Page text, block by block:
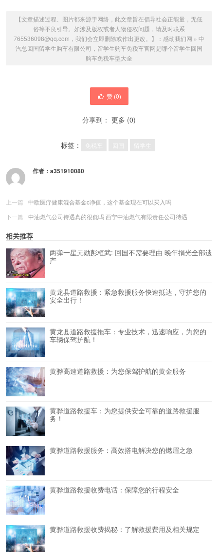
【文章描述过程、图片都来源于网络，此文章旨在倡导社会正能量，无低
俗等不良引导。如涉及版权或者人物侵权问题，请及时联系
765536098@qq.com，我们会立即删除或作出更改。】： 感动我们网 » 中
汽总回国留学生购车有限公司，留学生购车免税车官网是哪个留学生回国
购车免税车型大全
赞 (0)
分享到： 更多 (0)
标签： 免税车 留学生
作者： a351910080
上一篇
中欧医疗健康混合基金c净值，这个基金现在可以买入吗
下一篇
中油燃气公司待遇真的很低吗 西宁中油燃气有限责任公司待遇
相关推荐
两弹一星元勋彭桓武: 回国不需要理由 晚年捐光全部遗
产
黄龙县道路救援：紧急救援服务快速抵达，守护您的
安全出行！
黄龙县道路救援拖车：专业技术，迅速响应，为您的
车辆保驾护航！
黄骅高速道路救援：为您保驾护航的黄金服务
黄骅道路救援车：为您提供安全可靠的道路救援服
务！
黄骅道路救援服务：高效搭电解决您的燃眉之急
黄骅道路救援收费电话：保障您的行程安全
黄骅道路救援收费揭秘：了解救援费用及相关规定